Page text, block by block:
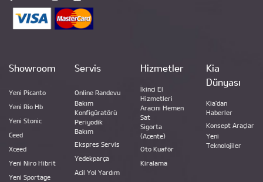
Showroom
Yeni Picanto
Yeni Rio Hb
Yeni Stonic
Ceed
Xceed
Yeni Niro Hibrit
Yeni Sportage
Servis
Online Randevu
Bakım
Konfigüratörü
Periyodik
Bakım
Ekspres Servis
Yedekparça
Acil Yol Yardım
Hizmetler
İkinci El
Hizmetleri
Aracını Hemen
Sat
Sigorta
(Acente)
Oto Kuaför
Kiralama
Kia
Dünyası
Kia'dan
Haberler
Konsept Araçlar
Yeni
Teknolojiler